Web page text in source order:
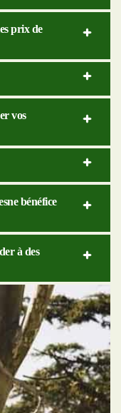
prix de
vos
bénéfice
à des